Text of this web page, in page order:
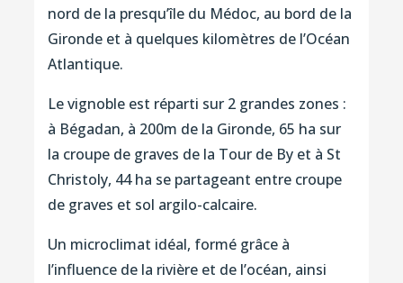
nord de la presqu’île du Médoc, au bord de la
Gironde et à quelques kilomètres de l’Océan
Atlantique.
Le vignoble est réparti sur 2 grandes zones :
à Bégadan, à 200m de la Gironde, 65 ha sur
la croupe de graves de la Tour de By et à St
Christoly, 44 ha se partageant entre croupe
de graves et sol argilo-calcaire.
Un microclimat idéal, formé grâce à
l’influence de la rivière et de l’océan, ainsi